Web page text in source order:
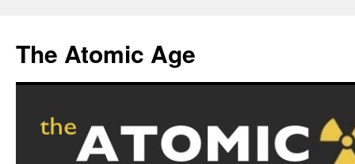
content
The Atomic Age